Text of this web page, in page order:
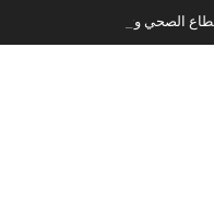
الصحي وتضع أولويات المرحلة